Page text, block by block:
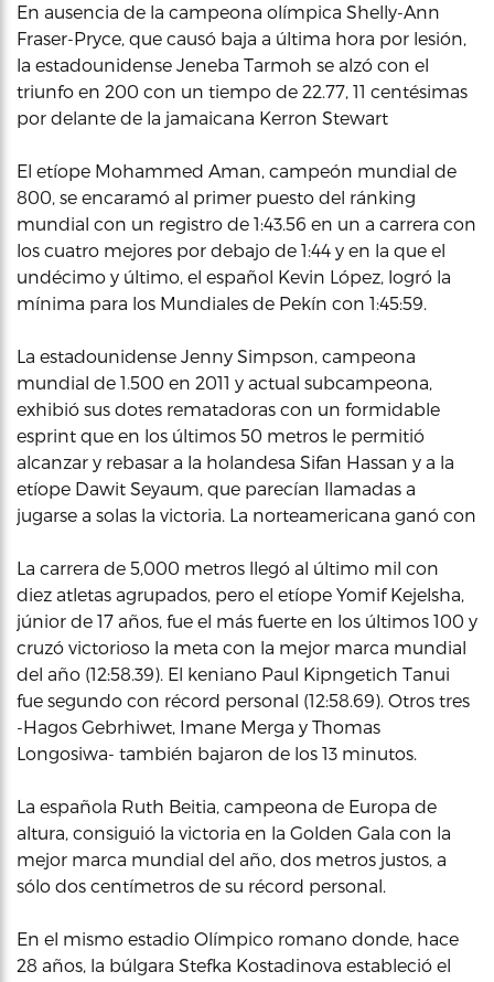
En ausencia de la campeona olímpica Shelly-Ann
Fraser-Pryce, que causó baja a última hora por lesión,
la estadounidense Jeneba Tarmoh se alzó con el
triunfo en 200 con un tiempo de 22.77, 11 centésimas
por delante de la jamaicana Kerron Stewart
El etíope Mohammed Aman, campeón mundial de
800, se encaramó al primer puesto del ránking
mundial con un registro de 1:43.56 en un a carrera con
los cuatro mejores por debajo de 1:44 y en la que el
undécimo y último, el español Kevin López, logró la
mínima para los Mundiales de Pekín con 1:45:59.
La estadounidense Jenny Simpson, campeona
mundial de 1.500 en 2011 y actual subcampeona,
exhibió sus dotes rematadoras con un formidable
esprint que en los últimos 50 metros le permitió
alcanzar y rebasar a la holandesa Sifan Hassan y a la
etíope Dawit Seyaum, que parecían llamadas a
jugarse a solas la victoria. La norteamericana ganó con
La carrera de 5,000 metros llegó al último mil con
diez atletas agrupados, pero el etíope Yomif Kejelsha,
júnior de 17 años, fue el más fuerte en los últimos 100 y
cruzó victorioso la meta con la mejor marca mundial
del año (12:58.39). El keniano Paul Kipngetich Tanui
fue segundo con récord personal (12:58.69). Otros tres
-Hagos Gebrhiwet, Imane Merga y Thomas
Longosiwa- también bajaron de los 13 minutos.
La española Ruth Beitia, campeona de Europa de
altura, consiguió la victoria en la Golden Gala con la
mejor marca mundial del año, dos metros justos, a
sólo dos centímetros de su récord personal.
En el mismo estadio Olímpico romano donde, hace
28 años, la búlgara Stefka Kostadinova estableció el